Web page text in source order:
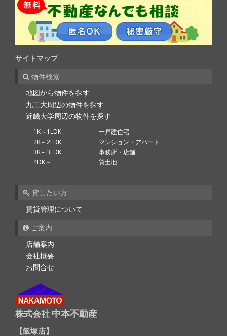
サイトマップ
物件検索
地図から物件を探す
九工大周辺の物件を探す
近畿大学周辺の物件を探す
1K～1LDK
2K～2LDK
3K～3LDK
4DK～
一戸建住宅
マンション・アパート
事務所・店舗
貸土地
貸したい方
賃貸管理について
ご案内
店舗案内
会社概要
お問合せ
株式会社 中本不動産
飯塚店